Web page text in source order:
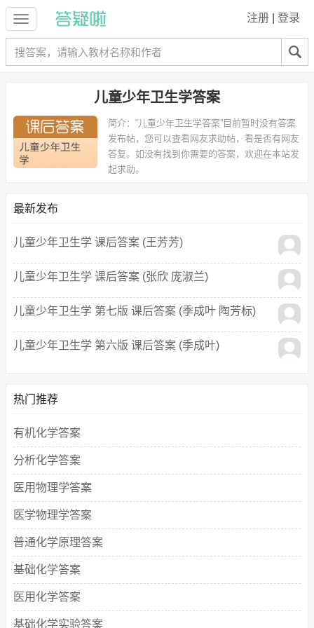
注册 登录
儿童少年卫生学答案
简介： “儿童少年卫生学答案”目前暂时没有答案
发布帖，您可以查看网友求助帖，看是否有网友
答复。如没有找到你需要的答案，欢迎在本站发
起求助。
最新发布
儿童少年卫生学 课后答案 (王芳芳)
儿童少年卫生学 课后答案 (张欣 庞淑兰)
儿童少年卫生学 第七版 课后答案 (季成叶 陶芳标)
儿童少年卫生学 第六版 课后答案 (季成叶)
热门推荐
有机化学答案
分析化学答案
医用物理学答案
医学物理学答案
普通化学原理答案
基础化学答案
医用化学答案
基础化学实验答案